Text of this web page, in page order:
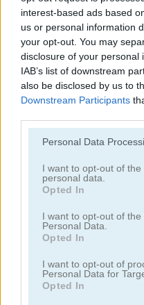
interest-based ads based
us or personal information
your opt-out. You may
disclosure of your personal
IAB’s list of downstream
also be disclosed by us to
Downstream Participants
Personal Data
I want to opt-out of
personal data.
Opted In
I want to opt-out of the
Personal Data.
Opted In
I want to opt-out of
Personal Data for
Opted In
juegos de pelota
juegos de béisbol
juegos de
juegos de boliche
juegos de boxeo
juegos de cricket
juegos de golf